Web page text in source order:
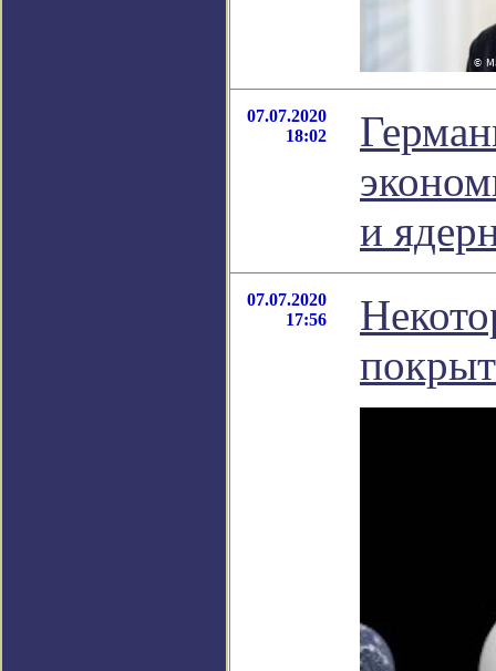
07.07.2020
18:02
и
07.07.2020
17:56